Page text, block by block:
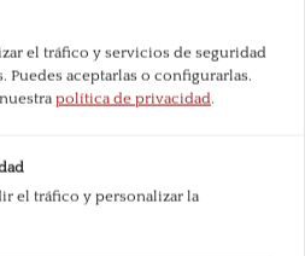
el tráfico y servicios de seguridad
aceptarlas o configurarlas.
política de privacidad.
el tráfico y personalizar la